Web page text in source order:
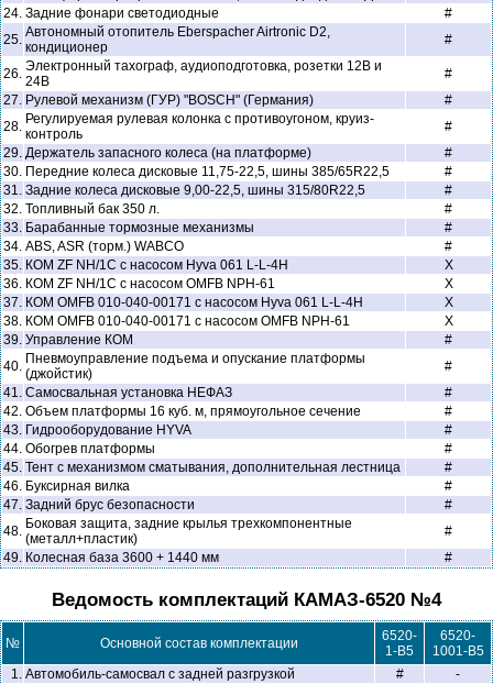
24. Задние фонари светодиодные
#
25. Автономный отопитель Eberspacher Airtronic D2,
кондиционер
#
26. Электронный тахограф, аудиоподготовка, розетки 12В и
24В
#
27. Рулевой механизм (ГУР) "BOSCH" (Германия)
#
28. Регулируемая рулевая колонка с противоугоном, круиз-
контроль
#
29. Держатель запасного колеса (на платформе)
#
30. Передние колеса дисковые 11,75-22,5, шины 385/65R22,5
#
31. Задние колеса дисковые 9,00-22,5, шины 315/80R22,5
#
32. Топливный бак 350 л.
#
33. Барабанные тормозные механизмы
#
34. ABS, ASR (торм.) WABCO
#
35. КОМ ZF NH/1C с насосом Hyva 061 L-L-4H
X
36. КОМ ZF NH/1C с насосом OMFB NPH-61
X
37. КОМ OMFB 010-040-00171 с насосом Hyva 061 L-L-4H
X
38. КОМ OMFB 010-040-00171 с насосом OMFB NPH-61
X
39. Управление КОМ
#
40. Пневмоуправление подъема и опускание платформы
(джойстик)
#
41. Самосвальная установка НЕФАЗ
#
42. Объем платформы 16 куб. м, прямоугольное сечение
#
43. Гидрооборудование HYVA
#
44. Обогрев платформы
#
45. Тент с механизмом сматывания, дополнительная лестница
#
46. Буксирная вилка
#
47. Задний брус безопасности
#
48. Боковая защита, задние крылья трехкомпонентные
(металл+пластик)
#
49. Колесная база 3600 + 1440 мм #
Ведомость комплектаций КАМАЗ-6520 №4
№ Основной состав комплектации
6520-
1-В5
6520-
1001-В5
1. Автомобиль-самосвал с задней разгрузкой #
-